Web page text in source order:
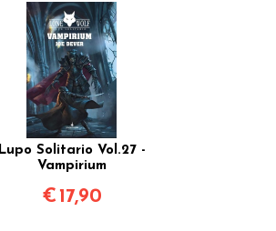
Lupo Solitario Vol.27 -
Vampirium
€ 17,90